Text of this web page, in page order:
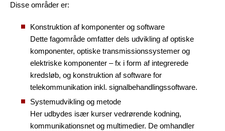
Disse områder er:
Konstruktion af komponenter og software
Dette fagområde omfatter dels udvikling af optiske
komponenter, optiske transmissionssystemer og
elektriske komponenter – fx i form af integrerede
kredsløb, og konstruktion af software for
telekommunikation inkl. signalbehandlingssoftware.
Systemudvikling og metode
Her udbydes især kurser vedrørende kodning,
kommunikationsnet og multimedier. De omhandler